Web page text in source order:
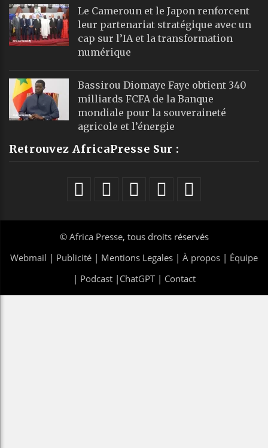
Le Cameroun et le Japon renforcent
leur partenariat stratégique avec un
cap sur l’IA et la transformation
numérique
Bassirou Diomaye Faye obtient 340
milliards FCFA de la Banque
mondiale pour la souveraineté
agricole et l’énergie
Retrouvez AfricaPresse Sur :
© Africa Presse, tous droits réservés
Webmail | Publicité | Mentions Legales | À propos | Équipe
| Podcast| ChatGPT| Contact